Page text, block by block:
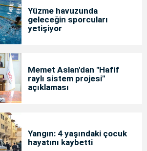
Yüzme havuzunda
geleceğin sporcuları
yetişiyor
Memet Aslan'dan "Hafif
raylı sistem projesi"
açıklaması
Yangın: 4 yaşındaki çocuk
hayatını kaybetti